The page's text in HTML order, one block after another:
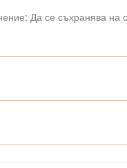
Да се съхранява на